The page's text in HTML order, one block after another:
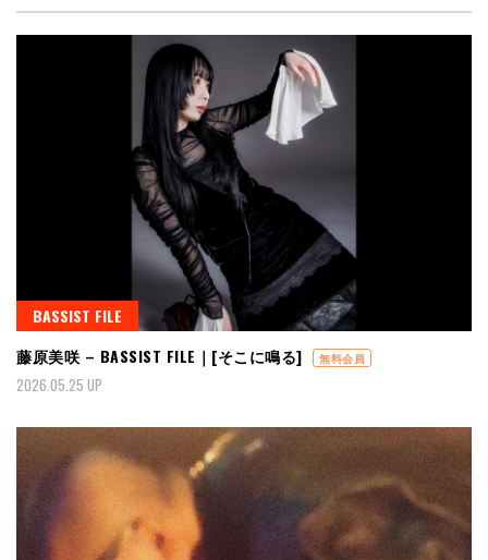
BASSIST FILE
藤原美咲 – BASSIST FILE｜[そこに鳴る]
無料会員
2026.05.25 UP